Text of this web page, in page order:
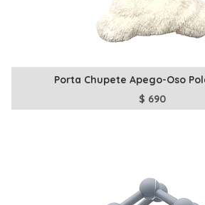
Porta Chupete Apego-Oso
$ 690